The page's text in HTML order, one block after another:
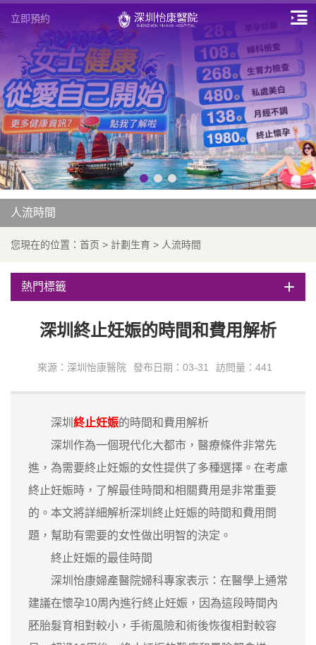
立即預約
人流時間
您現在的位置： 首页 > 計劃生育 > 人流時間
熱門標籤
深圳終止妊娠的時間和費用解析
來源：深圳怡康醫院 發布日期：03-31 訪問量：441
深圳 終止妊娠的時間和費用解析
深圳作為一個現代化大都市，醫療條件非常先
進，為需要終止妊娠的女性提供了多種選擇。在考慮
終止妊娠時，了解最佳時間和相關費用是非常重要
的。本文將詳細解析深圳終止妊娠的時間和費用問
題，幫助有需要的女性做出明智的決定。
終止妊娠的最佳時間
深圳怡康婦產醫院婦科專家表示：在醫學上通常
建議在懷孕10周內進行終止妊娠，因為這段時間內
胚胎髮育相對較小，手術風險和術後恢復相對較容